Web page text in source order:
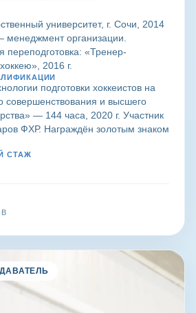
университет, г. Сочи, 2014
менеджмент организации.
переподготовка: «Тренер-
2016 г.
подготовки хоккеистов на
совершенствования и высшего
— 144 часа, 2020 г. Участник
ФХР. Награждён золотым знаком
СТАЖ